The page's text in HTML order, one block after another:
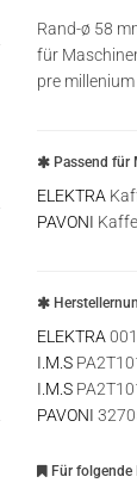
Rand-ø 58
für
pre millenium
Passend für
ELEKTRA
PAVONI
ELEKTRA
I.M.S
I.M.S
PAVONI
Für